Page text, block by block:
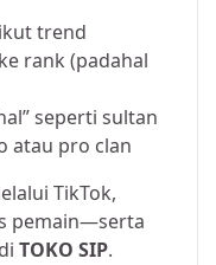
trend
rank (padahal
seperti sultan
atau pro clan
TikTok,
pemain—serta
TOKO SIP.